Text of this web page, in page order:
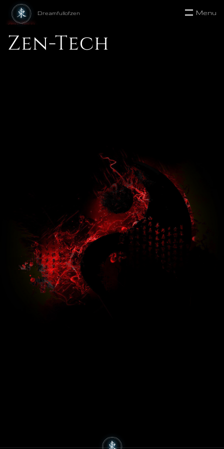
Menu
Zen-Tech
Zen-Tech